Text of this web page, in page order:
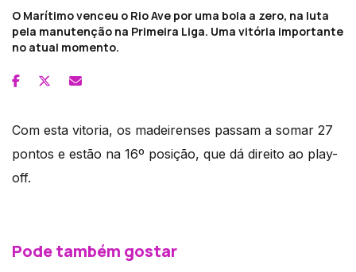
O Marítimo venceu o Rio Ave por uma bola a zero, na luta
pela manutenção na Primeira Liga. Uma vitória importante
no atual momento.
Com esta vitoria, os madeirenses passam a somar 27
pontos e estão na 16º posição, que dá direito ao play-
off.
Pode também gostar